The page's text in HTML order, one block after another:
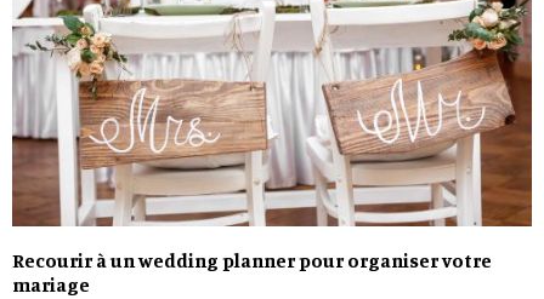
Recourir à un wedding planner pour organiser votre
mariage